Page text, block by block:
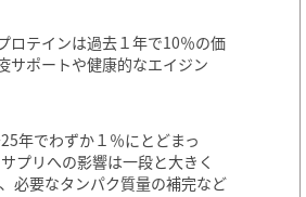
ロテインは過去１年で10％の価
サポートや健康的なエイジン
年でわずか１％にとどまっ
プリへの影響は一段と大きく
必要なタンパク質量の補完など